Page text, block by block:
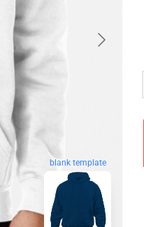
blank template